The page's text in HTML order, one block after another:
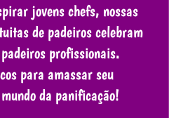
jovens chefs, nossas
de padeiros celebram
profissionais.
para amassar seu
da panificação!